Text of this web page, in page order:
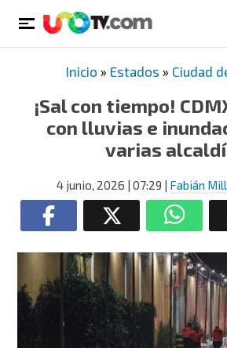
Inicio » Estados » Ciudad
¡Sal con tiempo!
con lluvias e
varias
4 junio, 2026 | 07:29 | Fabián